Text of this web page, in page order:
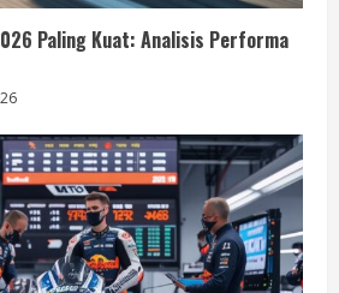
Paling Kuat: Analisis Performa